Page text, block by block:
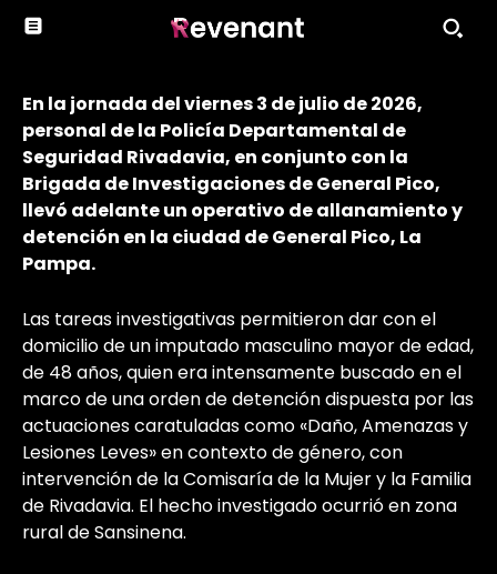
En la jornada del viernes 3 de julio de 2026,
personal de la Policía Departamental de
Seguridad Rivadavia, en conjunto con la
Brigada de Investigaciones de General Pico,
llevó adelante un operativo de allanamiento y
detención en la ciudad de General Pico, La
Pampa.
Las tareas investigativas permitieron dar con el
domicilio de un imputado masculino mayor de edad,
de 48 años, quien era intensamente buscado en el
marco de una orden de detención dispuesta por las
actuaciones caratuladas como «Daño, Amenazas y
Lesiones Leves» en contexto de género, con
intervención de la Comisaría de la Mujer y la Familia
de Rivadavia. El hecho investigado ocurrió en zona
rural de Sansinena.